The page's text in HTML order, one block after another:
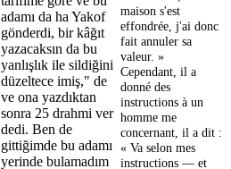
adamı da ha Yakof
gönderdi, bir kâğıt
yazacaksın da bu
yanlışlık ile sildiğini
düzeltece imiş," de
ve ona yazdıktan
sonra 25 drahmi ver
dedi. Ben de
gittiğimde bu adamı
yerinde bulamadım
maison s'est
effondrée, j'ai donc
fait annuler sa
valeur. »
Cependant, il a
donné des
instructions à un
homme me
concernant, il a dit :
« Va selon mes
instructions — et